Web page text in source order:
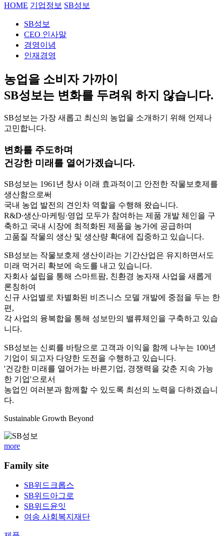
HOME 기업정보 SB성보
SB성보
CEO 인사말
경영이념
인재경영
농업을 소비자 가까이
SB성보는 변화를 두려워 하지 않습니다.
SB성보는 가장 새롭고 최신의 농업을 소개하기 위해 언제나
고민합니다.
변화를 주도하며
건강한 미래를 열어가겠습니다.
SB성보는 1961년 창사 이래 효과적이고 안전한 작물보호제를
생산함으로써
국내 농업 발전의 견인차 역할을 수행해 왔습니다.
R&D∙생산∙마케팅∙영업 모두가 참여하는 제품 개발 체인을 구
축하고 국내 시장에 최적화된 제품을 농가에 공급하며
고품질 작물의 생산 및 생산량 확대에 집중하고 있습니다.
SB성보는 작물보호제 생산이라는 기간산업은 유지하면서도
미래 먹거리 확보에 속도를 내고 있습니다.
자회사 설립을 통해 스마트팜, 친환경 농자재 사업을 새롭게
론칭하여
신규 사업별로 차별화된 비즈니스 모델 개발에 중점을 두는 한
편,
각 사업의 융복합을 통해 성보만의 밸류체인을 구축하고 있습
니다.
SB성보는 신뢰를 바탕으로 고객과 이익을 함께 나누는 100년
기업이 되고자 다양한 도전을 수행하고 있습니다.
'건강한 미래를 열어가는 바른기업, 경쟁력을 갖춘 지속 가능
한 기업'으로서
농업인 여러분과 함께할 수 있도록 최선의 노력을 다하겠습니
다.
Sustainable Growth Beyond
more
Family site
SB위드크롭스
SB위드아그로
SB위드윤잇
여송 사회복지재단